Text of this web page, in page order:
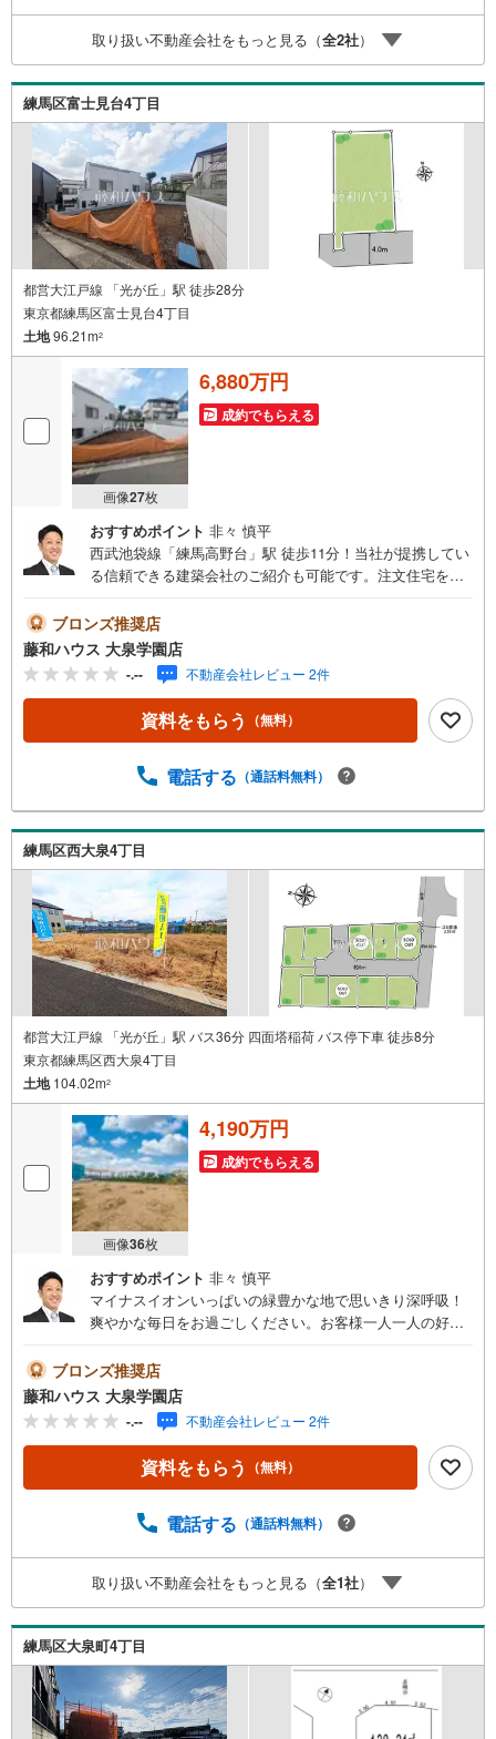
ークレストのココが強み1. 無料駐車場・送迎あり2. キッズ
スペース完備！お子様連れ大歓迎です3. ファイナンシャル
プランナー在中4. 販売実績豊富なスタッフがご対応
取り扱い不動産会社をもっと見る（全2社）
練馬区富士見台4丁目
都営大江戸線 「光が丘」駅 徒歩28分
東京都練馬区富士見台4丁目
土地96.21m2
画像27枚
6,880万円
成約でもらえる
おすすめポイント 非々 慎平
西武池袋線「練馬高野台」駅 徒歩11分！当社が提携してい
る信頼できる建築会社のご紹介も可能です。注文住宅を建
にご相談下さい。
ブロンズ推奨店
藤和ハウス 大泉学園店
-.-- 不動産会社レビュー 2件
資料をもらう （無料）
電話する （通話料無料）
練馬区西大泉4丁目
都営大江戸線 「光が丘」駅 バス36分 四面塔稲荷 バス停下車 徒歩8分
東京都練馬区西大泉4丁目
土地104.02m2
画像36枚
4,190万円
成約でもらえる
おすすめポイント 非々 慎平
マイナスイオンいっぱいの緑豊かな地で思いきり深呼吸！
爽やかな毎日をお過ごしください。お客様一人一人の好み
たので、お気軽にご相談ください！
ブロンズ推奨店
藤和ハウス 大泉学園店
-.-- 不動産会社レビュー 2件
資料をもらう （無料）
電話する （通話料無料）
取り扱い不動産会社をもっと見る（全1社）
練馬区大泉町4丁目